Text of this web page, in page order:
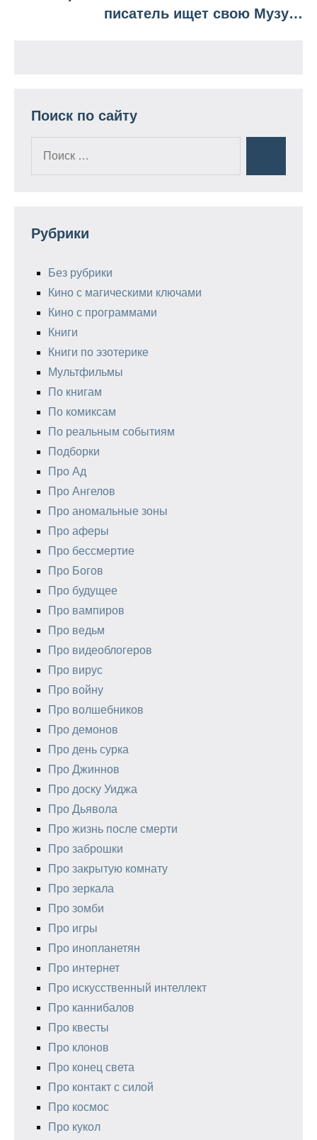
писатель ищет свою Музу…
Поиск по сайту
Рубрики
Без рубрики
Кино с магическими ключами
Кино с программами
Книги
Книги по эзотерике
Мультфильмы
По книгам
По комиксам
По реальным событиям
Подборки
Про Ад
Про Ангелов
Про аномальные зоны
Про аферы
Про бессмертие
Про Богов
Про будущее
Про вампиров
Про ведьм
Про видеоблогеров
Про вирус
Про войну
Про волшебников
Про демонов
Про день сурка
Про Джиннов
Про доску Уиджа
Про Дьявола
Про жизнь после смерти
Про заброшки
Про закрытую комнату
Про зеркала
Про зомби
Про игры
Про инопланетян
Про интернет
Про искусственный интеллект
Про каннибалов
Про квесты
Про клонов
Про конец света
Про контакт с силой
Про космос
Про кукол